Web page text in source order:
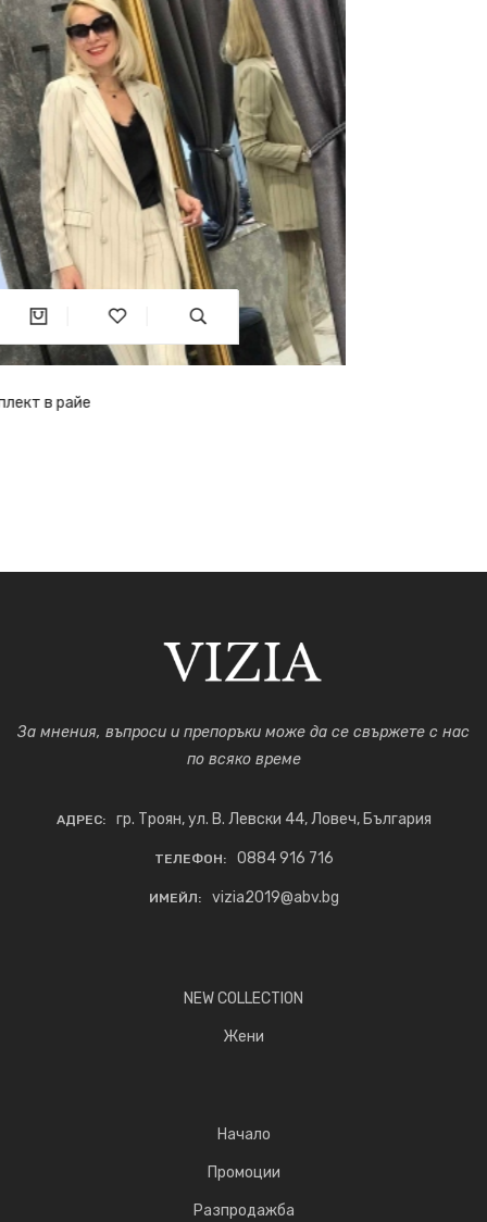
Ново
Комплект Kiyoto
За мнения, въпроси и препоръки може да се свържете с нас
по всяко време
АДРЕС: гр. Троян, ул. В. Левски 44, Ловеч, България
ТЕЛЕФОН: 0884 916 716
ИМЕЙЛ: vizia2019@abv.bg
NEW COLLECTION
Жени
Начало
Промоции
Разпродажба